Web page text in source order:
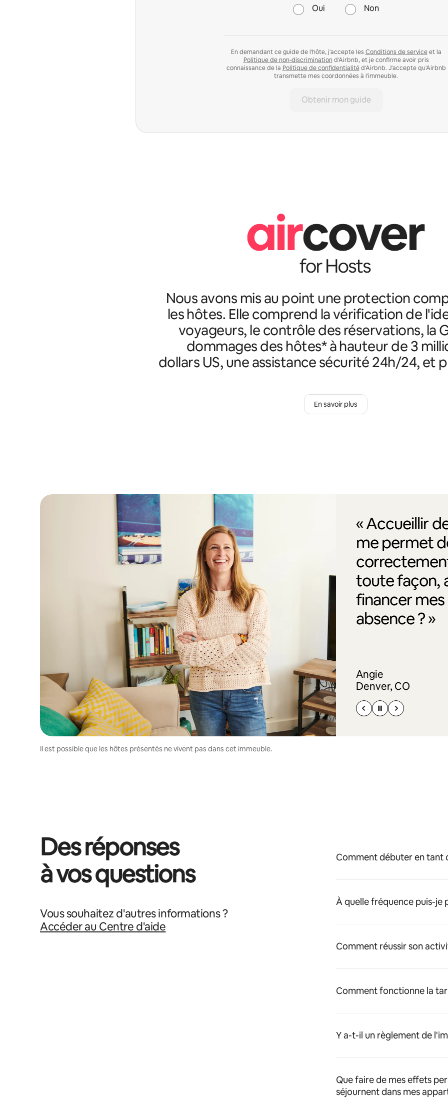
Oui Non
En demandant ce guide de l'hôte, j'accepte les Conditions de serviceet la
Politique de non-discrimination d'Airbnb, et je confirme avoir pris
connaissance de la Politique de confidentialitéd'Airbnb. J'accepte qu'Airbnb
transmette mes coordonnées à l'immeuble.
Obtenir mon guide
Nous avons mis au point une protection
les hôtes. Elle comprend la vérification de
voyageurs, le contrôle des réservations, la
dommages des hôtes* à hauteur de 3
dollars US, une assistance sécurité 24h/24, et
En savoir plus
« Accueillir
me permet
toute façon,
financer
absence ? »
Angie
Denver, CO
Il est possible que les hôtes présentés ne vivent pas dans cet immeuble.
Des réponses
à vos questions
Vous souhaitez d'autres informations ?
Accéder au Centre d'aide
Comment débuter en tant
À quelle fréquence puis-je
Comment réussir son
Comment fonctionne la
Y a-t-il un règlement de
Que faire de mes effets
séjournent dans mes